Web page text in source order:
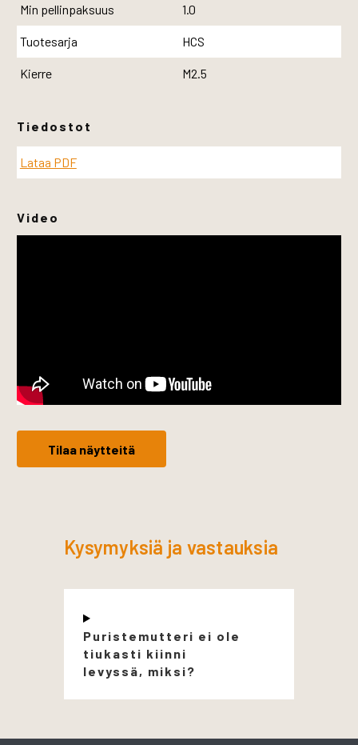
Min pellinpaksuus 1.0
Tuotesarja HCS
Kierre M2.5
Tiedostot
Lataa PDF
Video
Tilaa näytteitä
Kysymyksiä ja vastauksia
Puristemutteri ei ole
tiukasti kiinni
levyssä, miksi?